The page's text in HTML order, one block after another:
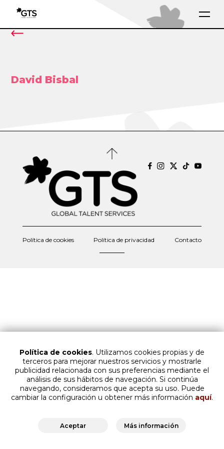
David Bisbal
Política de cookies Política de privacidad Contacto
Política de cookies. Utilizamos cookies propias y de
terceros para mejorar nuestros servicios y mostrarle
publicidad relacionada con sus preferencias mediante el
análisis de sus hábitos de navegación. Si continúa
navegando, consideramos que acepta su uso. Puede
cambiar la configuración u obtener más información aquí.
Aceptar Más información